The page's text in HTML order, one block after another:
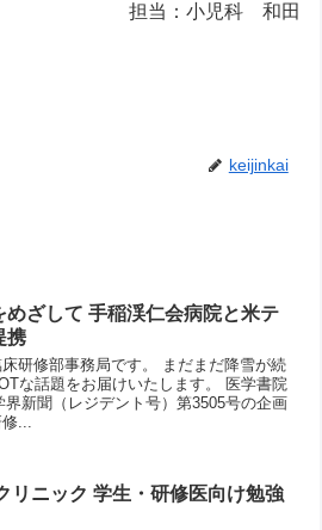
担当：小児科 和田
keijinkai
ざして 手稲渓仁会病院と米テ
携
研修部事務局です。 まだまだ降雪が続
な話題をお届けいたします。 医学書院
新聞（レジデント号）第3505号の企画
...
リニック 学生・研修医向け勉強